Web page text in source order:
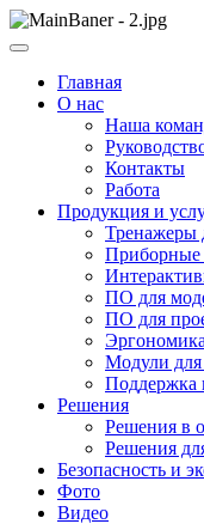
Skip
to
ООО НПП
ООО НПП "АТП" –
Главная
О нас
Наша
Контакты
Работа
Продукция и
Тренажеры
Приборные
ПО для
ПО для
Модули для
Поддержка
Решения
Решения в
Решения
Безопасность и
Фото
Видео